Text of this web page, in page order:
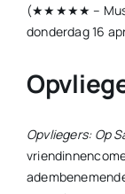
(★★★★★ –
donderdag 16
Opvliegers: Op